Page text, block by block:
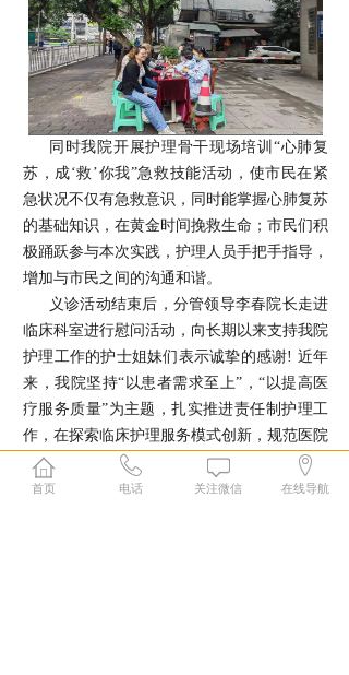
同时我院开展护理骨干现场培训“心肺复
苏，成‘救’你我”急救技能活动，使市民在紧
急状况不仅有急救意识，同时能掌握心肺复苏
的基础知识，在黄金时间挽救生命；市民们积
极踊跃参与本次实践，护理人员手把手指导，
增加与市民之间的沟通和谐。
义诊活动结束后，分管领导李春院长走进
临床科室进行慰问活动，向长期以来支持我院
护理工作的护士姐妹们表示诚挚的感谢! 近年
来，我院坚持“以患者需求至上”，“以提高医
疗服务质量”为主题，扎实推进责任制护理工
作，在探索临床护理服务模式创新，规范医院
护理管理，全面质量不断提升，医患关系健康
和谐，不断提升就医感受和患者满意度，这些
首页 电话 关注微信 在线导航